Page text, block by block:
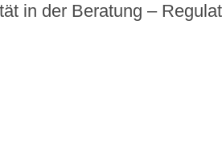
in der Beratung –